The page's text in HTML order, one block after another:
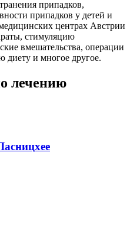
припадков,
припадков у детей и
центрах Австрии
стимуляцию
вмешательства, операции
диету и многое другое.
лечению